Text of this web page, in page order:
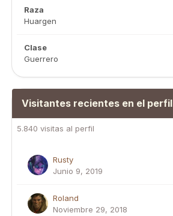
Raza
Huargen
Clase
Guerrero
Visitantes recientes en el perfil
5.840 visitas al perfil
Rusty
Junio 9, 2019
Roland
Noviembre 29, 2018